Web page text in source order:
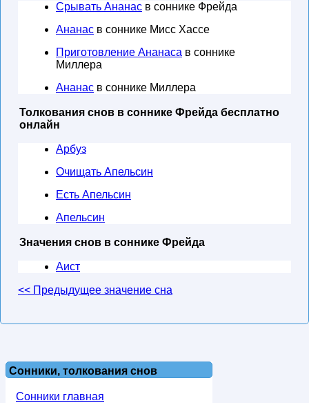
Срывать Ананас в соннике Фрейда
Ананас в соннике Мисс Хассе
Приготовление Ананаса в соннике
Миллера
Ананас в соннике Миллера
Толкования снов в соннике Фрейда бесплатно
онлайн
Арбуз
Очищать Апельсин
Есть Апельсин
Апельсин
Значения снов в соннике Фрейда
Аист
<< Предыдущее значение сна
Сонники, толкования снов
Сонники главная